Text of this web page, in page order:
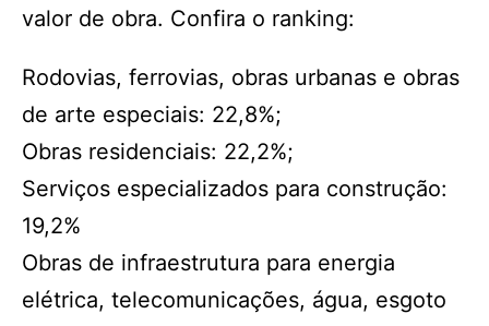
valor de obra. Confira o ranking:
Rodovias, ferrovias, obras urbanas e obras
de arte especiais: 22,8%;
Obras residenciais: 22,2%;
Serviços especializados para construção:
19,2%
Obras de infraestrutura para energia
elétrica, telecomunicações, água, esgoto